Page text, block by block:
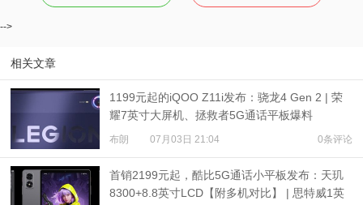
-->
相关文章
1199元起的iQOO Z11i发布：骁龙4 Gen 2 | 荣
耀7英寸大屏机、拯救者5G通话平板爆料
布朗 07月03日 21:04 0条评论
首销2199元起，酷比5G通话小平板发布：天玑
8300+8.8英寸LCD【附多机对比】 | 思特威1英